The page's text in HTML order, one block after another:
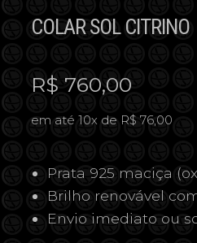
COLAR SOL CITRINO
R$ 760,00
em até 10x de R$ 76,00
Prata 925 maciça
Brilho renovável
Envio imediato ou